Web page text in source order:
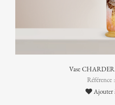
Vase CHARDER
Référence
Ajouter